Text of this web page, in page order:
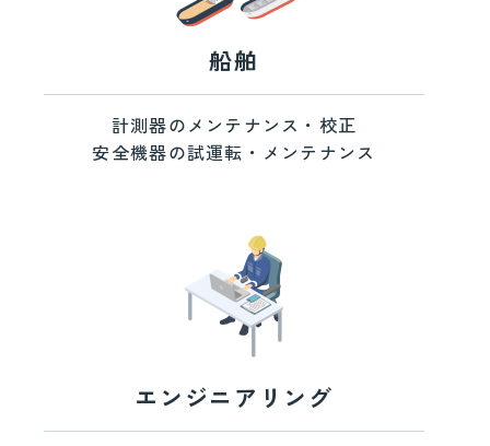
船舶
計測器のメンテナンス・校正
安全機器の試運転・メンテナンス
エンジニアリング